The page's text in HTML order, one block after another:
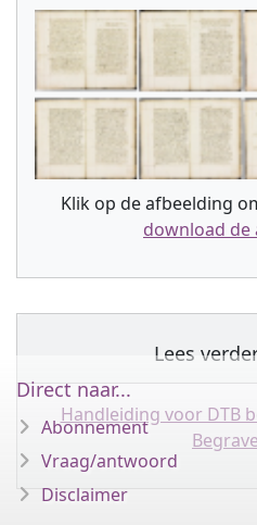
Klik op de afbeelding
download de
Lees
Handleiding voor DTB
Direct naar...
Abonnement
Vraag/antwoord
Disclaimer